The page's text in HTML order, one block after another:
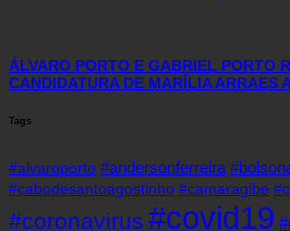
ÁLVARO PORTO E GABRIEL PORTO
CANDIDATURA DE MARÍLIA ARRAES
Tags
#alvaroporto #andersonferreira
#cabodesantoagostinho #camaragibe
#coronavirus #covid19